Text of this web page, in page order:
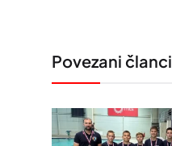
Povezani članci